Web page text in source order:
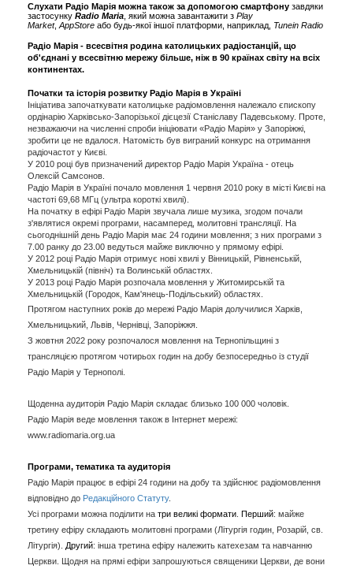
Слухати Радіо Марія можна також за допомогою смартфону завдяки
застосунку Radio Maria , який можна завантажити з Play
Market, AppStore або будь-якої іншої платформи, наприклад, Tunein Radio
Радіо Марія - всесвітня родина католицьких радіостанцій, що
об'єднані у всесвітню мережу більше, ніж в 90 країнах світу на всіх
континентах.
Початки та історія розвитку Радіо Марія в Україні
Ініціатива започаткувати католицьке радіомовлення належало єпископу
ордінарію Харківсько-Запорізької дієцезії Станіславу Падевському. Проте,
незважаючи на численні спроби ініціювати «Радіо Марія» у Запоріжжі,
зробити це не вдалося. Натомість був виграний конкурс на отримання
радіочастот у Києві.
У 2010 році був призначений директор Радіо Марія Україна - отець
Олексій Самсонов.
Радіо Марія в Україні почало мовлення 1 червня 2010 року в місті Києві на
частоті 69,68 МГц (ультра короткі хвилі).
На початку в ефірі Радіо Марія звучала лише музика, згодом почали
з'являтися окремі програми, насамперед, молитовні трансляції. На
сьогоднішній день Радіо Марія має 24 години мовлення; з них програми з
7.00 ранку до 23.00 ведуться майже виключно у прямому ефірі.
У 2012 році Радіо Марія отримує нові хвилі у Вінницькій, Рівненській,
Хмельницькій (північ) та Волинській областях.
У 2013 році Радіо Марія розпочала мовлення у Житомирській та
Хмельницькій (Городок, Кам'янець-Подільський) областях.
Протягом наступних років до мережі Радіо Марія долучилися Харків,
Хмельницький, Львів, Чернівці, Запоріжжя.
З жовтня 2022 року розпочалося мовлення на Тернопільщині з
трансляцією протягом чотирьох годин на добу безпосередньо із студії
Радіо Марія у Тернополі.
Щоденна аудиторія Радіо Марія складає близько 100 000 чоловік.
Радіо Марія веде мовлення також в Інтернет мережі:
www.radiomaria.org.ua
Програми, тематика та аудиторія
Радіо Марія працює в ефірі 24 години на добу та здійснює радіомовлення
відповідно до Редакційного Статуту.
Усі програми можна поділити на три великі формати Перший: майже
третину ефіру складають молитовні програми (Літургія годин, Розарій, св.
Літургія).
Другий: інша третина ефіру належить катехезам та навчанню
Церкви. Щодня на прямі ефіри запрошуються священики Церкви, де вони